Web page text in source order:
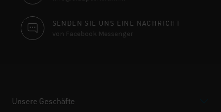
SENDEN SIE UNS EINE NACHRICHT
von Facebook Messenger
Unsere Geschäfte